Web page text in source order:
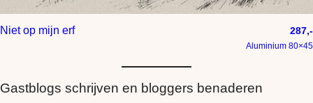
Niet op mijn erf 287,-
Aluminium 80×45
Gastblogs schrijven en bloggers benaderen